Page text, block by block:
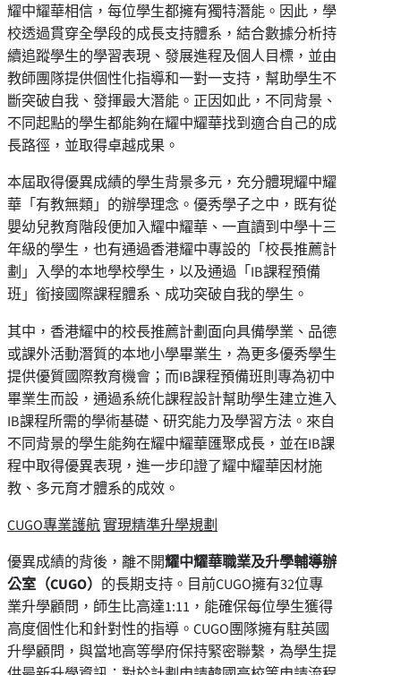
耀中耀華相信，每位學生都擁有獨特潛能。因此，學
校透過貫穿全學段的成長支持體系，結合數據分析持
續追蹤學生的學習表現、發展進程及個人目標，並由
教師團隊提供個性化指導和一對一支持，幫助學生不
斷突破自我、發揮最大潛能。正因如此，不同背景、
不同起點的學生都能夠在耀中耀華找到適合自己的成
長路徑，並取得卓越成果。
本屆取得優異成績的學生背景多元，充分體現耀中耀
華「有教無類」的辦學理念。優秀學子之中，既有從
嬰幼兒教育階段便加入耀中耀華、一直讀到中學十三
年級的學生，也有通過香港耀中專設的「校長推薦計
劃」入學的本地學校學生，以及通過「IB課程預備
班」銜接國際課程體系、成功突破自我的學生。
其中，香港耀中的校長推薦計劃面向具備學業、品德
或課外活動潛質的本地小學畢業生，為更多優秀學生
提供優質國際教育機會；而IB課程預備班則專為初中
畢業生而設，通過系統化課程設計幫助學生建立進入
IB課程所需的學術基礎、研究能力及學習方法。來自
不同背景的學生能夠在耀中耀華匯聚成長，並在IB課
程中取得優異表現，進一步印證了耀中耀華因材施
教、多元育才體系的成效。
CUGO專業護航實現精準升學規劃
優異成績的背後，離不開耀中耀華職業及升學輔導辦
公室（CUGO） 的長期支持。目前CUGO擁有32位專
業升學顧問，師生比高達1:11，能確保每位學生獲得
高度個性化和針對性的指導。CUGO團隊擁有駐英國
升學顧問，與當地高等學府保持緊密聯繫，為學生提